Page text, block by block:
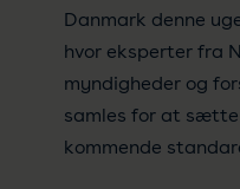
Danmark denne
hvor eksperter fra
myndigheder og
samles for at
kommende